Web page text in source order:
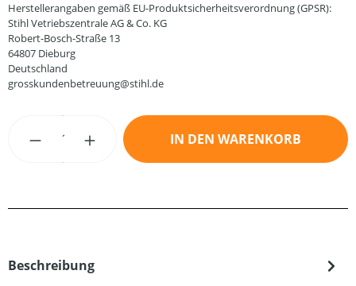
Herstellerangaben gemäß EU-Produktsicherheitsverordnung (GPSR):
Stihl Vetriebszentrale AG & Co. KG
Robert-Bosch-Straße 13
64807 Dieburg
Deutschland
grosskundenbetreuung@stihl.de
Produkt Anzahl: Gib den gewünschten
IN DEN WARENKORB
Beschreibung